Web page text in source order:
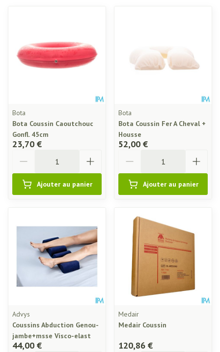
Bota
Bota Coussin Caoutchouc
Gonfl. 45cm
23,70 €
Ajouter au panier
Bota
Bota Coussin Fer A Cheval +
Housse
52,00 €
Ajouter au panier
Advys
Coussins Abduction Genou-
jambe+msse Visco-elast
44,00 €
Medair
Medair Coussin
120,86 €